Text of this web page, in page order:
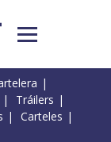
Tráilers
Carteles